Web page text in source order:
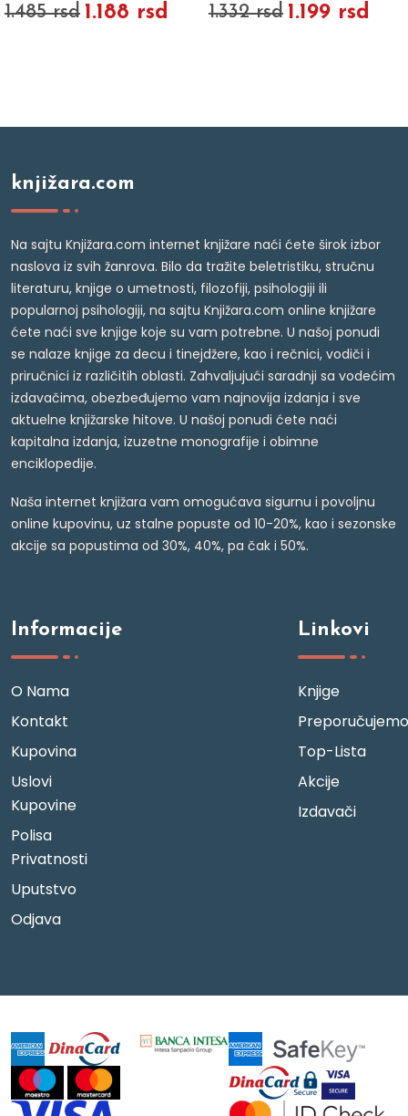
1.485 rsd 1.188 rsd 1.332 rsd 1.199 rsd
knjižara.com
Na sajtu Knjižara.com internet knjižare naći ćete širok izbor
naslova iz svih žanrova. Bilo da tražite beletristiku, stručnu
literaturu, knjige o umetnosti, filozofiji, psihologiji ili
popularnoj psihologiji, na sajtu Knjižara.com online knjižare
ćete naći sve knjige koje su vam potrebne. U našoj ponudi
se nalaze knjige za decu i tinejdžere, kao i rečnici, vodiči i
priručnici iz različitih oblasti. Zahvaljujući saradnji sa vodećim
izdavačima, obezbeđujemo vam najnovija izdanja i sve
aktuelne knjižarske hitove. U našoj ponudi ćete naći
kapitalna izdanja, izuzetne monografije i obimne
enciklopedije.
Naša internet knjižara vam omogućava sigurnu i povoljnu
online kupovinu, uz stalne popuste od 10-20%, kao i sezonske
akcije sa popustima od 30%, 40%, pa čak i 50%.
Informacije
O Nama
Kontakt
Kupovina
Uslovi
Kupovine
Polisa
Privatnosti
Uputstvo
Odjava
Linkovi
Knjige
Preporučujemo
Top-Lista
Akcije
Izdavači